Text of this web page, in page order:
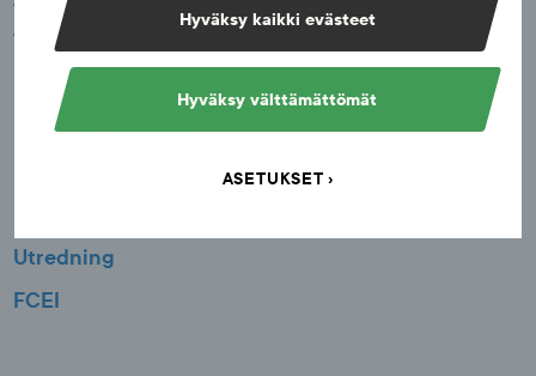
Hyväksy kaikki evästeet
Hyväksy välttämättömät
ASETUKSET
äTävlingsmanipulation
Läktarsäkerhet
Etik inom idrotten
Utredning
FCEI